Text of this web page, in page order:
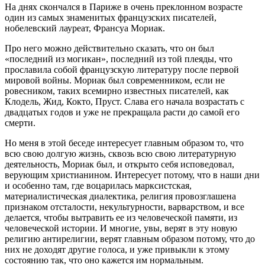
На днях скончался в Париже в очень преклонном возрасте
один из самых знаменитых французских писателей,
нобелевский лауреат, Франсуа Мориак.
Про него можно действительно сказать, что он был
«последний из могикан», последний из той плеяды, что
прославила собой французскую литературу после первой
мировой войны. Мориак был современником, если не
ровесником, таких всемирно известных писателей, как
Клодель, Жид, Кокто, Пруст. Слава его начала возрастать с
двадцатых годов и уже не прекращала расти до самой его
смерти.
Но меня в этой беседе интересует главным образом то, что
всю свою долгую жизнь, сквозь всю свою литературную
деятельность, Мориак был, и открыто себя исповедовал,
верующим христианином. Интересует потому, что в наши дни
и особенно там, где воцарилась марксистская,
материалистическая диалектика, религия провозглашена
признаком отсталости, некультурности, варварством, и все
делается, чтобы вытравить ее из человеческой памяти, из
человеческой истории. И многие, увы, верят в эту новую
религию антирелигии, верят главным образом потому, что до
них не доходят другие голоса, и уже привыкли к этому
состоянию так, что оно кажется им нормальным.